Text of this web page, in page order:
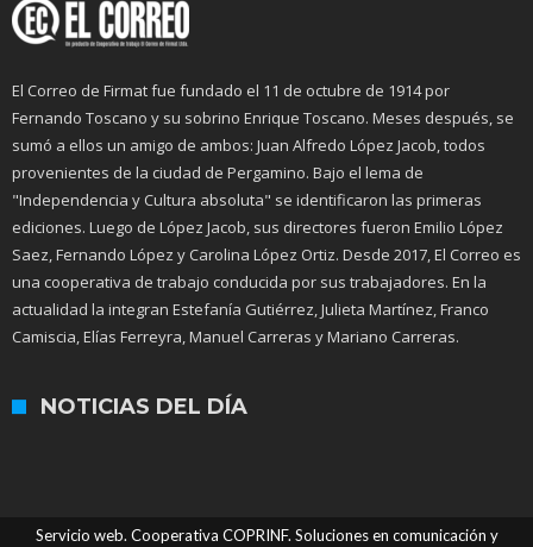
El Correo de Firmat fue fundado el 11 de octubre de 1914 por
Fernando Toscano y su sobrino Enrique Toscano. Meses después, se
sumó a ellos un amigo de ambos: Juan Alfredo López Jacob, todos
provenientes de la ciudad de Pergamino. Bajo el lema de
"Independencia y Cultura absoluta" se identificaron las primeras
ediciones. Luego de López Jacob, sus directores fueron Emilio López
Saez, Fernando López y Carolina López Ortiz. Desde 2017, El Correo es
una cooperativa de trabajo conducida por sus trabajadores. En la
actualidad la integran Estefanía Gutiérrez, Julieta Martínez, Franco
Camiscia, Elías Ferreyra, Manuel Carreras y Mariano Carreras.
NOTICIAS DEL DÍA
Servicio web. Cooperativa COPRINF. Soluciones en comunicación y